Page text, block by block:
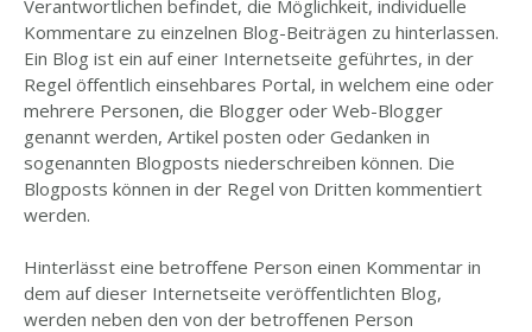
Verantwortlichen befindet, die Möglichkeit, individuelle
Kommentare zu einzelnen Blog-Beiträgen zu hinterlassen.
Ein Blog ist ein auf einer Internetseite geführtes, in der
Regel öffentlich einsehbares Portal, in welchem eine oder
mehrere Personen, die Blogger oder Web-Blogger
genannt werden, Artikel posten oder Gedanken in
sogenannten Blogposts niederschreiben können. Die
Blogposts können in der Regel von Dritten kommentiert
werden.
Hinterlässt eine betroffene Person einen Kommentar in
dem auf dieser Internetseite veröffentlichten Blog,
werden neben den von der betroffenen Person